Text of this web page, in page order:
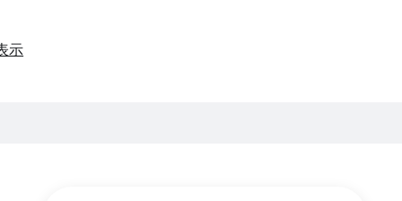
示